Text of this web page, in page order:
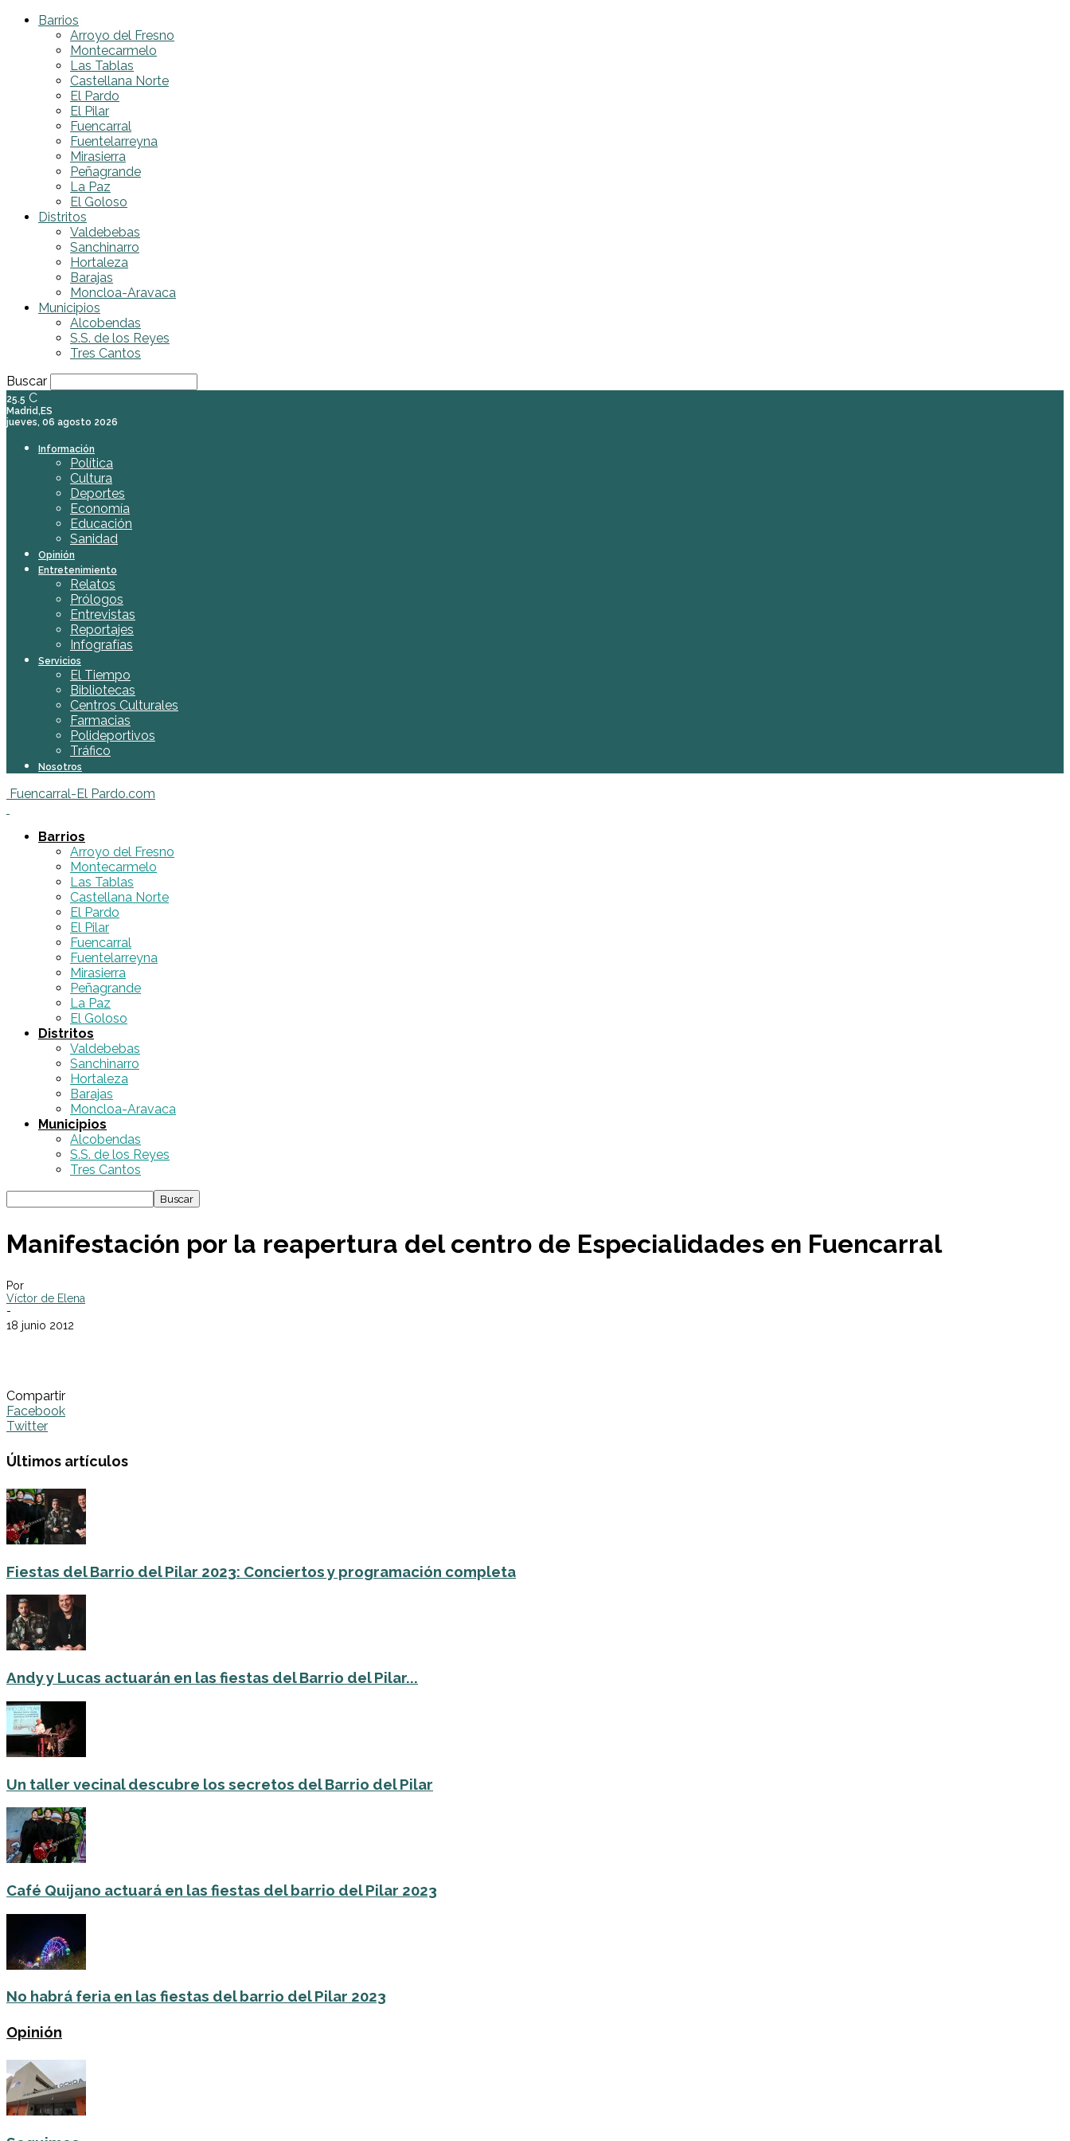
Barrios
Arroyo del Fresno
Montecarmelo
Las Tablas
Castellana Norte
El Pardo
El Pilar
Fuencarral
Fuentelarreyna
Mirasierra
Peñagrande
La Paz
El Goloso
Distritos
Valdebebas
Sanchinarro
Hortaleza
Barajas
Moncloa-Aravaca
Municipios
Alcobendas
S.S. de los Reyes
Tres Cantos
Buscar
25.5 C
Madrid,ES
jueves, 06 agosto 2026
Información
Política
Cultura
Deportes
Economía
Educación
Sanidad
Opinión
Entretenimiento
Relatos
Prólogos
Entrevistas
Reportajes
Infografías
Servicios
El Tiempo
Bibliotecas
Centros Culturales
Farmacias
Polideportivos
Tráfico
Nosotros
Fuencarral-El Pardo.com
Barrios
Arroyo del Fresno
Montecarmelo
Las Tablas
Castellana Norte
El Pardo
El Pilar
Fuencarral
Fuentelarreyna
Mirasierra
Peñagrande
La Paz
El Goloso
Distritos
Valdebebas
Sanchinarro
Hortaleza
Barajas
Moncloa-Aravaca
Municipios
Alcobendas
S.S. de los Reyes
Tres Cantos
Manifestación por la reapertura del centro de Especialidades en Fuencarral
Por
Víctor de Elena
-
18 junio 2012
Compartir
Facebook
Twitter
Últimos artículos
Fiestas del Barrio del Pilar 2023: Conciertos y programación completa
Andy y Lucas actuarán en las fiestas del Barrio del Pilar...
Un taller vecinal descubre los secretos del Barrio del Pilar
Café Quijano actuará en las fiestas del barrio del Pilar 2023
No habrá feria en las fiestas del barrio del Pilar 2023
Opinión